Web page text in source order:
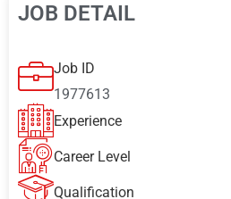
JOB DETAIL
Job ID
1977613
Experience
Career Level
Qualification